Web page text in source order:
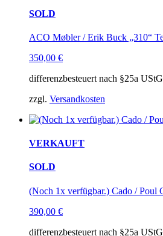
SOLD
ACO Møbler / Erik Buck „310“
350,00 €
differenzbesteuert nach §25a
zzgl. Versandkosten
VERKAUFT
SOLD
(Noch 1x verfügbar.) Cado / Poul
390,00 €
differenzbesteuert nach §25a